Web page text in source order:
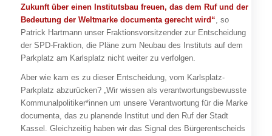
Zukunft über einen Institutsbau freuen, das dem Ruf und der
Bedeutung der Weltmarke documenta gerecht wird“, so
Patrick Hartmann unser Fraktionsvorsitzender zur Entscheidung
der SPD-Fraktion, die Pläne zum Neubau des Instituts auf dem
Parkplatz am Karlsplatz nicht weiter zu verfolgen.
Aber wie kam es zu dieser Entscheidung, vom Karlsplatz-
Parkplatz abzurücken? „Wir wissen als verantwortungsbewusste
Kommunalpolitiker*innen um unsere Verantwortung für die Marke
documenta, das zu planende Institut und den Ruf der Stadt
Kassel. Gleichzeitig haben wir das Signal des Bürgerentscheids